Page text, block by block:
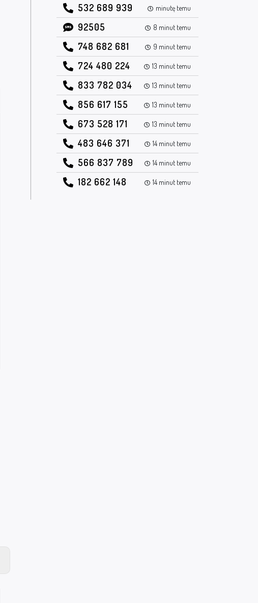
532 689 939 minutę temu
92505 8 minut temu
748 682 681 9 minut temu
724 480 224 13 minut temu
833 782 034 13 minut temu
856 617 155 13 minut temu
673 528 171 13 minut temu
483 646 371 14 minut temu
566 837 789 14 minut temu
182 662 148 14 minut temu